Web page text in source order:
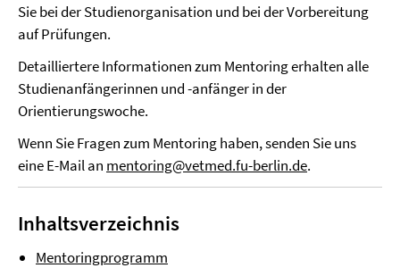
Sie bei der Studienorganisation und bei der Vorbereitung
auf Prüfungen.
Detailliertere Informationen zum Mentoring erhalten alle
Studienanfängerinnen und -anfänger in der
Orientierungswoche.
Wenn Sie Fragen zum Mentoring haben, senden Sie uns
eine E-Mail an mentoring@vetmed.fu-berlin.de.
Inhaltsverzeichnis
Mentoringprogramm